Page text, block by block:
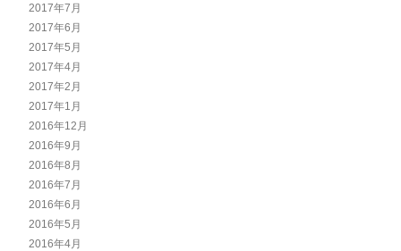
2017年7月
2017年6月
2017年5月
2017年4月
2017年2月
2017年1月
2016年12月
2016年9月
2016年8月
2016年7月
2016年6月
2016年5月
2016年4月